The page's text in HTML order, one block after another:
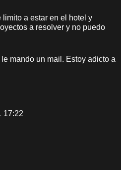
limito a estar en el hotel y
a resolver y no puedo
mando un mail. Estoy adicto a
17:22